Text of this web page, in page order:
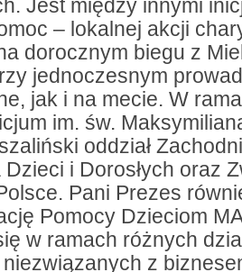
Jest między innymi
– lokalnej akcji
dorocznym biegu z
jednoczesnym
jak i na mecie. W
im. św.
oddział
i Dorosłych oraz
Pani Prezes
Pomocy Dzieciom
w ramach różnych
z